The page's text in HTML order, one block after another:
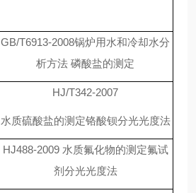
GB/T6913-2008锅炉用水和冷却水分
析方法 磷酸盐的测定
HJ/T342-2007
水质硫酸盐的测定铬酸钡分光光度法
HJ488-2009 水质氟化物的测定氟试
剂分光光度法